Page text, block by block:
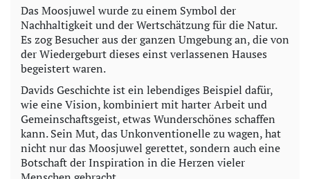
Das Moosjuwel wurde zu einem Symbol der
Nachhaltigkeit und der Wertschätzung für die Natur.
Es zog Besucher aus der ganzen Umgebung an, die von
der Wiedergeburt dieses einst verlassenen Hauses
begeistert waren.
Davids Geschichte ist ein lebendiges Beispiel dafür,
wie eine Vision, kombiniert mit harter Arbeit und
Gemeinschaftsgeist, etwas Wunderschönes schaffen
kann. Sein Mut, das Unkonventionelle zu wagen, hat
nicht nur das Moosjuwel gerettet, sondern auch eine
Botschaft der Inspiration in die Herzen vieler